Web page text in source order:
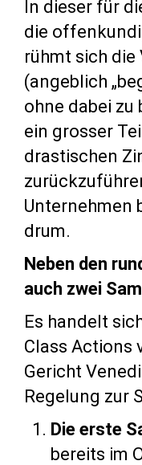
In dieser für
die
rühmt sich
(angeblich
ohne dabei zu
ein grosser
drastischen
Unternehmen
drum.
Neben den
auch zwei
Es handelt
Class Actions
Gericht
Regelung zur
Die erste
bereits im